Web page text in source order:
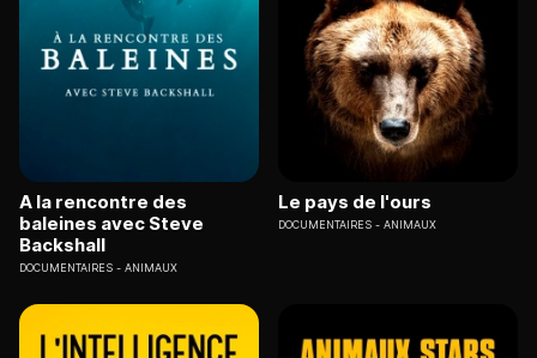
A la rencontre des
baleines avec Steve
Backshall
DOCUMENTAIRES ANIMAUX
Le pays de l'ours
DOCUMENTAIRES ANIMAUX